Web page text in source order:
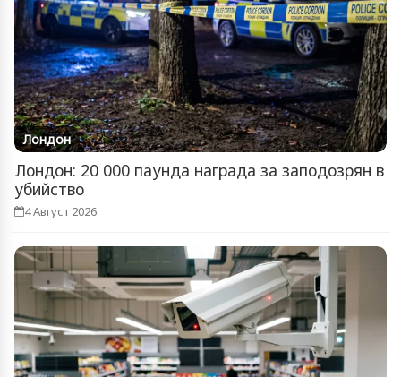
Лондон
Лондон: 20 000 паунда награда за заподозрян в
убийство
4 Август 2026